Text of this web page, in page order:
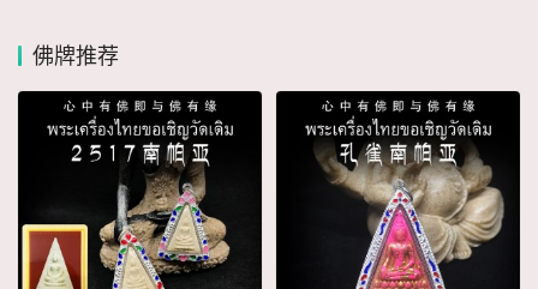
佛牌推荐